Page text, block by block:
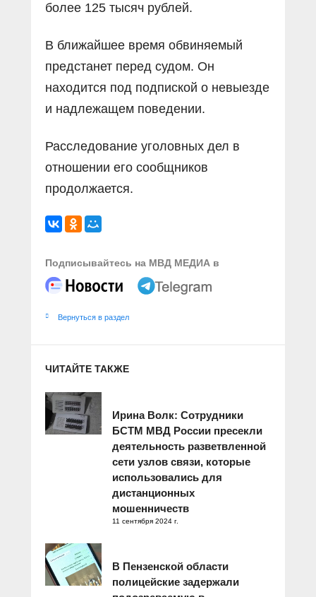
более 125 тысяч рублей.
В ближайшее время обвиняемый
предстанет перед судом. Он
находится под подпиской о невыезде
и надлежащем поведении.
Расследование уголовных дел в
отношении его сообщников
продолжается.
Подписывайтесь на МВД МЕДИА в
Вернуться в раздел
ЧИТАЙТЕ ТАКЖЕ
Ирина Волк: Сотрудники
БСТМ МВД России пресекли
деятельность разветвленной
сети узлов связи, которые
использовались для
дистанционных
мошенничеств
11 сентября 2024 г.
В Пензенской области
полицейские задержали